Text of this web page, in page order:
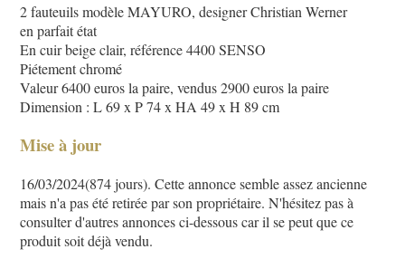
2 fauteuils modèle MAYURO, designer Christian Werner
en parfait état
En cuir beige clair, référence 4400 SENSO
Piétement chromé
Valeur 6400 euros la paire, vendus 2900 euros la paire
Dimension : L 69 x P 74 x HA 49 x H 89 cm
Mise à jour
16/03/2024(874 jours). Cette annonce semble assez ancienne
mais n'a pas été retirée par son propriétaire. N'hésitez pas à
consulter d'autres annonces ci-dessous car il se peut que ce
produit soit déjà vendu.